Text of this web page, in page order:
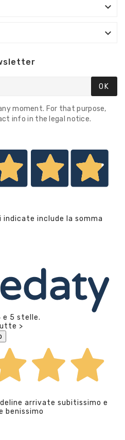


OK
moment. For that purpose,
info in the legal notice.
indicate include la somma
e 5 stelle.
>
arrivate subitissimo e
benissimo